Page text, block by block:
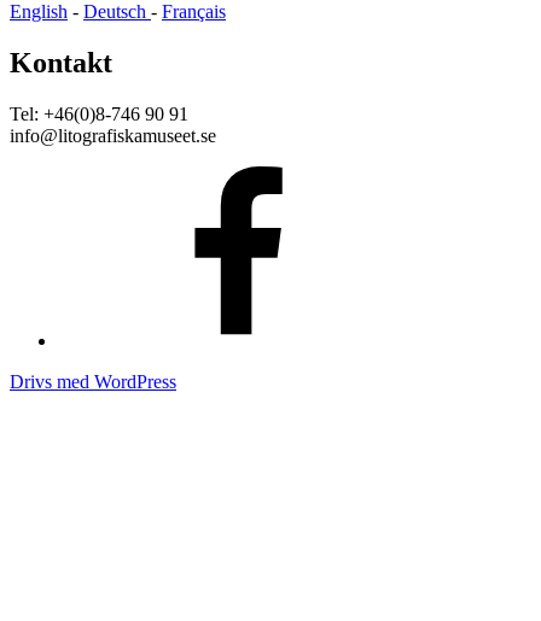
English - Deutsch - Français
Kontakt
Tel: +46(0)8-746 90 91
info@litografiskamuseet.se
Drivs med WordPress